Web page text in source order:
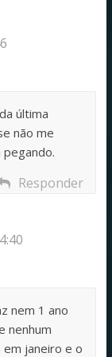
última
não me
pegando.
Responder
nem 1 ano
nenhum
em janeiro e o